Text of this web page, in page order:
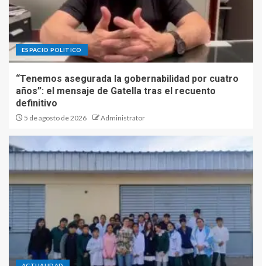
ESPACIO POLITICO
“Tenemos asegurada la gobernabilidad por cuatro
años”: el mensaje de Gatella tras el recuento
definitivo
5 de agosto de 2026 Administrator